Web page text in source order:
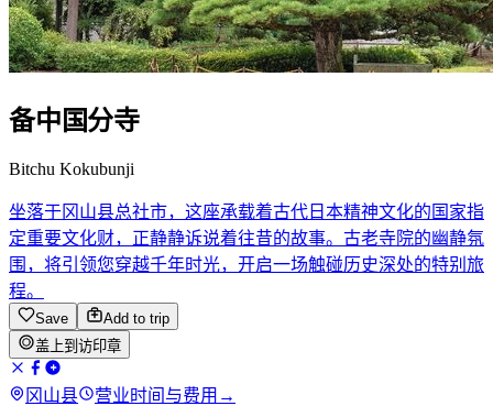
备中国分寺
Bitchu Kokubunji
坐落于冈山县总社市，这座承载着古代日本精神文化的国家指
定重要文化财，正静静诉说着往昔的故事。古老寺院的幽静氛
围，将引领您穿越千年时光，开启一场触碰历史深处的特别旅
程。
Save
Add to trip
盖上到访印章
冈山县 营业时间与费用 →